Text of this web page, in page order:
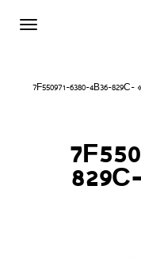
7F550971-6380-4B36-829C-